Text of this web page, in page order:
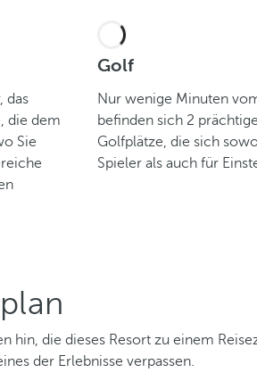
das
die dem
Sie
Golf
Nur wenige Minuten
befinden sich 2
Golfplätze, die sich
Spieler als auch für
hin, die dieses Resort zu einem
der Erlebnisse verpassen.